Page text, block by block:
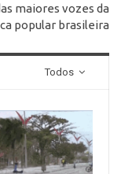
maiores vozes da
popular brasileira
Todos